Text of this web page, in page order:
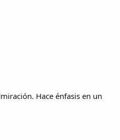
Hace énfasis en un